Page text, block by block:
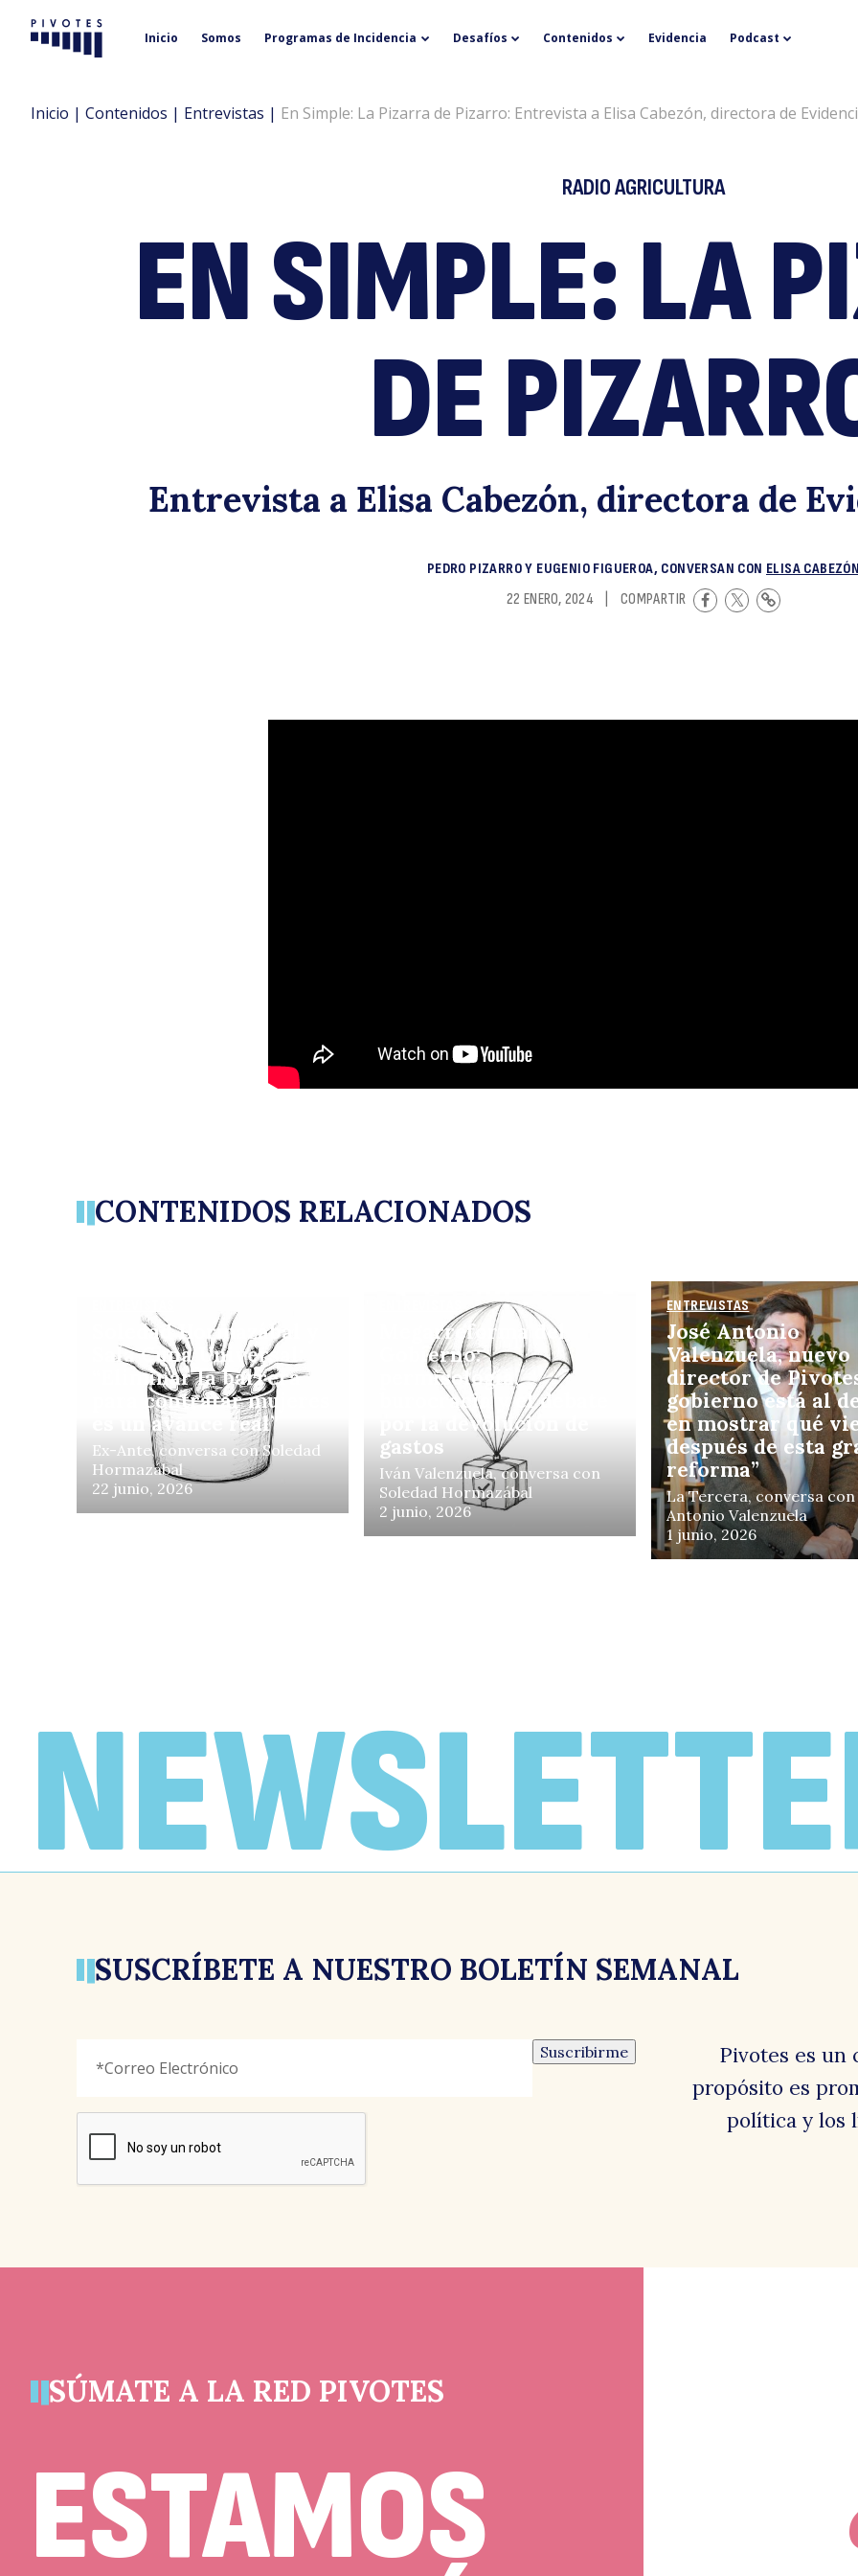
a
Pivotes Inicio Somos Programas de Incidencia Desafíos Contenidos Evidencia Podcast
Inicio | Contenidos | Entrevistas | En Simple: La Pizarra de Pizarro: Entrevista a Elisa Cabezón, directora de
RADIO AGRICULTURA
EN SIMPLE: LA
DE
Entrevista a Elisa Cabezón, directora de
PEDRO PIZARRO Y EUGENIO FIGUEROA, CONVERSAN CON ELISA CABEZÓN
22 ENERO, 2024
COMPARTIR
CONTENIDOS RELACIONADOS
Soledad Hormazábal y
Sala Cuna Universal:
“Eliminar la barrera
para contratar mujeres
es un avance real”
Ex-Ante, conversa con Soledad
Hormazábal
22 junio, 2026
Megarreforma del
Gobierno:
permisología,
burocracia y el debate
por la devolución de
gastos
Iván Valenzuela, conversa con
Soledad Hormazábal
2 junio, 2026
ENTREVISTAS
José Antonio
Valenzuela, nuevo
director de
gobierno está al
en mostrar qué
después de esta
reforma”
La Tercera, conversa con
Antonio Valenzuela
1 junio, 2026
SUSCRÍBETE A NUESTRO BOLETÍN SEMANAL
señala
campo
un
quedar
Electrónico *
reCAPTCHA
Suscribirme
Pivotes es un
propósito es
política y los
SÚMATE A LA RED PIVOTES
ESTAMOS